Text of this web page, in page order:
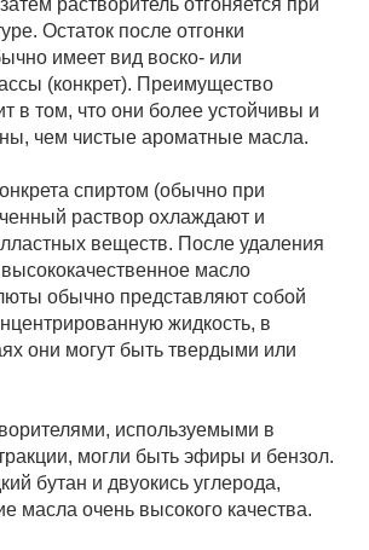
Остаток после отгонки
имеет вид воско- или
(конкрет). Преимущество
в том, что они более устойчивы и
чем чистые ароматные масла.
спиртом (обычно при
раствор охлаждают и
веществ. После удаления
масло
обычно представляют собой
жидкость, в
они могут быть твердыми или
используемыми в
могли быть эфиры и бензол.
бутан и двуокись углерода,
масла очень высокого качества.